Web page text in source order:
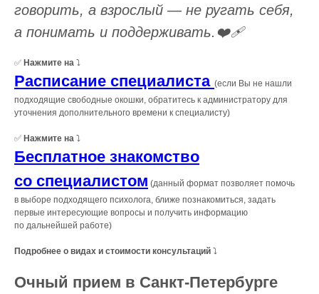
говорить, а взрослый — не ругать себя,
а понимать и поддерживать.❤️‍🩹
✅ Нажмите на ⤵️
Расписание специалиста (если Вы не нашли
подходящие свободные окошки, обратитесь к администратору для
уточнения дополнительного времени к специалисту)
✅ Нажмите на ⤵️
Бесплатное знакомство
со специалистом (данный формат позволяет помочь
в выборе подходящего психолога, ближе познакомиться, задать
первые интересующие вопросы и получить информацию
по дальнейшей работе)
Подробнее о видах и стоимости консультаций ⤵️
Очный прием в Санкт-Петербурге